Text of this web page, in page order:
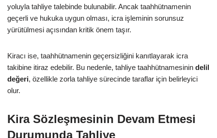
yoluyla tahliye talebinde bulunabilir. Ancak taahhütnamenin
geçerli ve hukuka uygun olması, icra işleminin sorunsuz
yürütülmesi açısından kritik önem taşır.
Kiracı ise, taahhütnamenin geçersizliğini kanıtlayarak icra
takibine itiraz edebilir. Bu nedenle, tahliye taahhütnamesinin delil
değeri, özellikle zorla tahliye sürecinde taraflar için belirleyici
olur.
Kira Sözleşmesinin Devam Etmesi
Durumunda Tahliye